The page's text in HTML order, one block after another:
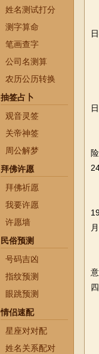
姓名测试打分
测字算命
笔画查字
公司名测算
农历公历转换
抽签占卜
观音灵签
关帝神签
周公解梦
拜佛许愿
拜佛祈愿
我要许愿
许愿墙
民俗预测
号码吉凶
指纹预测
眼跳预测
情侣速配
星座对对配
姓名关系配对